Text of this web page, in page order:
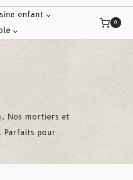
enfant
0
. Nos mortiers et
Parfaits pour